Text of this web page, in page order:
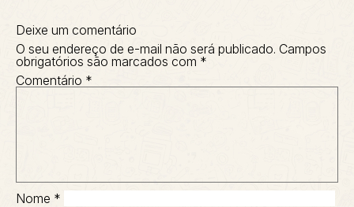
Deixe um comentário
O seu endereço de e-mail não será publicado. Campos
obrigatórios são marcados com *
Comentário *
Nome *